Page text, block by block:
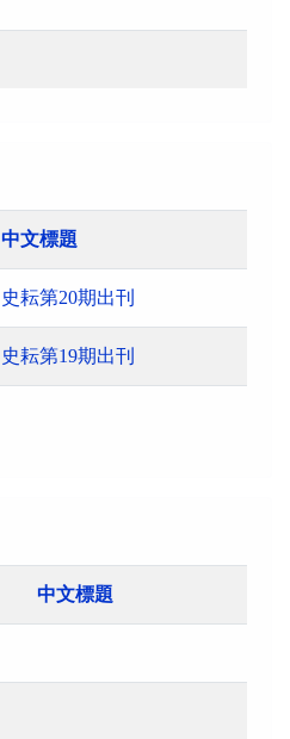
中文標題
史耘第20期出刊
史耘第19期出刊
中文標題